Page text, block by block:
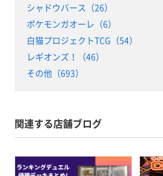
シャドウバース（26）
ポケモンガオーレ（6）
白猫プロジェクトTCG（54）
レギオンズ！（46）
その他（693）
関連する店舗ブログ